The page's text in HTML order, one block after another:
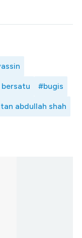
#bugis
abdullah shah